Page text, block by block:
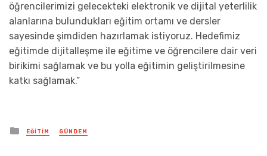
öğrencilerimizi gelecekteki elektronik ve dijital yeterlilik
alanlarına bulundukları eğitim ortamı ve dersler
sayesinde şimdiden hazırlamak istiyoruz. Hedefimiz
eğitimde dijitalleşme ile eğitime ve öğrencilere dair veri
birikimi sağlamak ve bu yolla eğitimin geliştirilmesine
katkı sağlamak.”
Posted
in
EĞITIM GÜNDEM